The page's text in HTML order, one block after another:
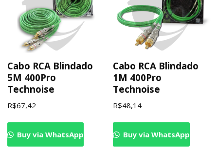
Cabo RCA Blindado
5M 400Pro
Technoise
R$67,42
Buy via WhatsApp
Cabo RCA Blindado
1M 400Pro
Technoise
R$48,14
Buy via WhatsApp